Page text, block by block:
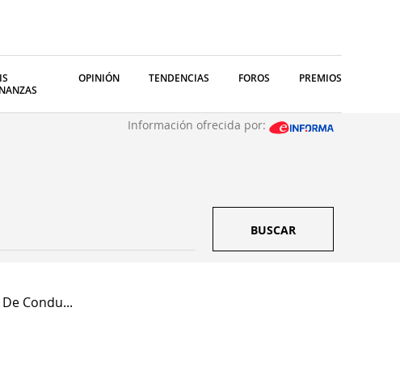
OPINIÓN TENDENCIAS FOROS PREMIOS
Información ofrecida por:
BUSCAR
Condu...